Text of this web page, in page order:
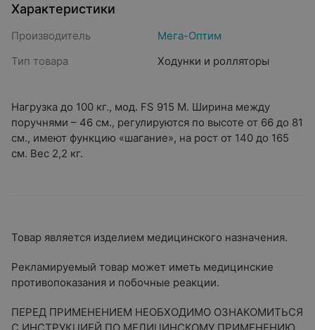
Характеристики
Производитель
Мега-Оптим
Тип товара
Ходунки и ролляторы
Нагрузка до 100 кг., мод. FS 915 M. Ширина между
поручнями – 46 см., регулируются по высоте от 66 до 81
см., имеют функцию «шагание», на рост от 140 до 165
см. Вес 2,2 кг.
Товар является изделием медицинского назначения.
Рекламируемый товар может иметь медицинские
противопоказания и побочные реакции.
ПЕРЕД ПРИМЕНЕНИЕМ НЕОБХОДИМО ОЗНАКОМИТЬСЯ